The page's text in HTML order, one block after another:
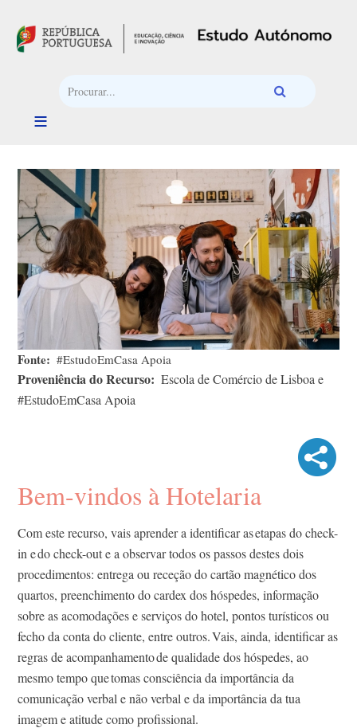
Fonte #EstudoEmCasa Apoia
Proveniência do Recurso
Escola de Comércio de Lisboa e
#EstudoEmCasa Apoia
Bem-vindos à Hotelaria
Com este recurso, vais aprender a identificar as etapas do check-
in e do check-out e a observar todos os passos destes dois
procedimentos: entrega ou receção do cartão magnético dos
quartos, preenchimento do cardex dos hóspedes, informação
sobre as acomodações e serviços do hotel, pontos turísticos ou
fecho da conta do cliente, entre outros. Vais, ainda, identificar as
regras de acompanhamento de qualidade dos hóspedes, ao
mesmo tempo que tomas consciência da importância da
comunicação verbal e não verbal e da importância da tua
imagem e atitude como profissional.